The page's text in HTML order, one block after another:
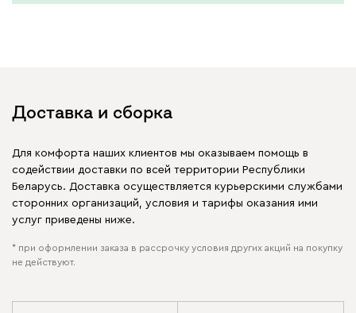
Доставка и сборка
Для комфорта наших клиентов мы оказываем помощь в
содействии доставки по всей территории Республики
Беларусь. Доставка осуществляется курьерскими службами
сторонних организаций, условия и тарифы оказания ими
услуг приведены ниже.
* при оформлении заказа в рассрочку условия других акций на покупку
не действуют.